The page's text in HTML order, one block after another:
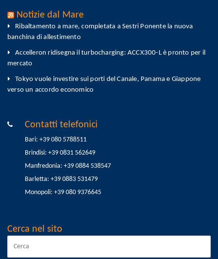
Notizie dal Mare
Ribaltamento a mare, completata a Sestri Ponente la nuova
banchina di allestimento
Accelleron ridisegna il turbocharging: ACCX300-L è pronto per il
mercato
Tokyo vuole investire sui porti del Canale, Panama e Giappone
verso un accordo economico
Contatti telefonici
Bari: +39 080 5788511
Brindisi: +39 0831 562649
Manfredonia: +39 0884 538547
Barletta: +39 0883 531479
Monopoli: +39 080 9376645
Cerca nel sito